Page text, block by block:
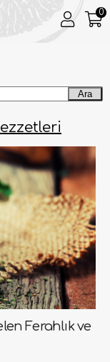
0
Ara
Ferahlık ve